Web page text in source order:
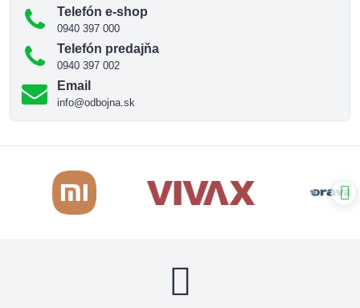
Telefón e-shop
0940 397 000
Telefón predajňa
0940 397 002
Email
info@odbojna.sk